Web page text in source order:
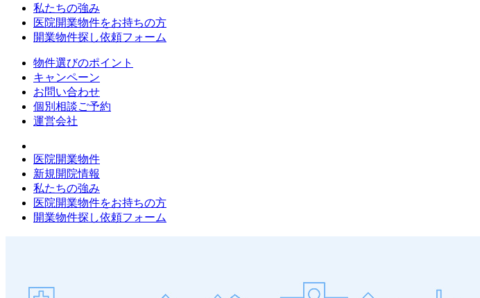
私たちの強み
医院開業物件をお持ちの方
開業物件探し依頼フォーム
物件選びのポイント
キャンペーン
お問い合わせ
個別相談ご予約
運営会社
医院開業物件
新規開院情報
私たちの強み
医院開業物件をお持ちの方
開業物件探し依頼フォーム